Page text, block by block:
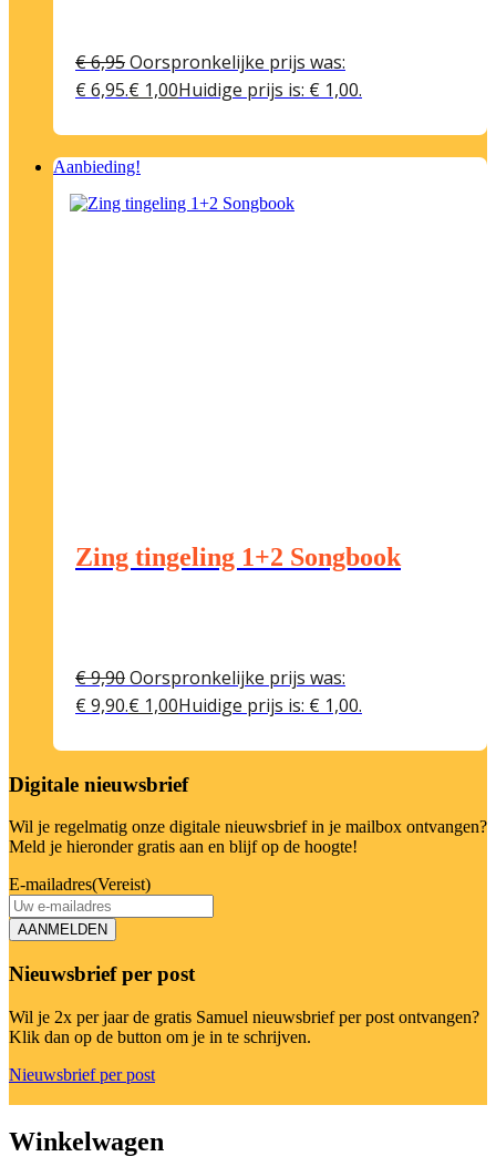
€6,95Oorspronkelijke prijs was:
€ 6,95.€ 1,00Huidige prijs is: € 1,00.
Aanbieding!
Zing tingeling 1+2 Songbook
€9,90Oorspronkelijke prijs was:
€ 9,90.€ 1,00Huidige prijs is: € 1,00.
Digitale nieuwsbrief
Wil je regelmatig onze digitale nieuwsbrief in je mailbox ontvangen?
Meld je hieronder gratis aan en blijf op de hoogte!
E-mailadres(Vereist)
AANMELDEN
Nieuwsbrief per post
Wil je 2x per jaar de gratis Samuel nieuwsbrief per post ontvangen?
Klik dan op de button om je in te schrijven.
Nieuwsbrief per post
Winkelwagen